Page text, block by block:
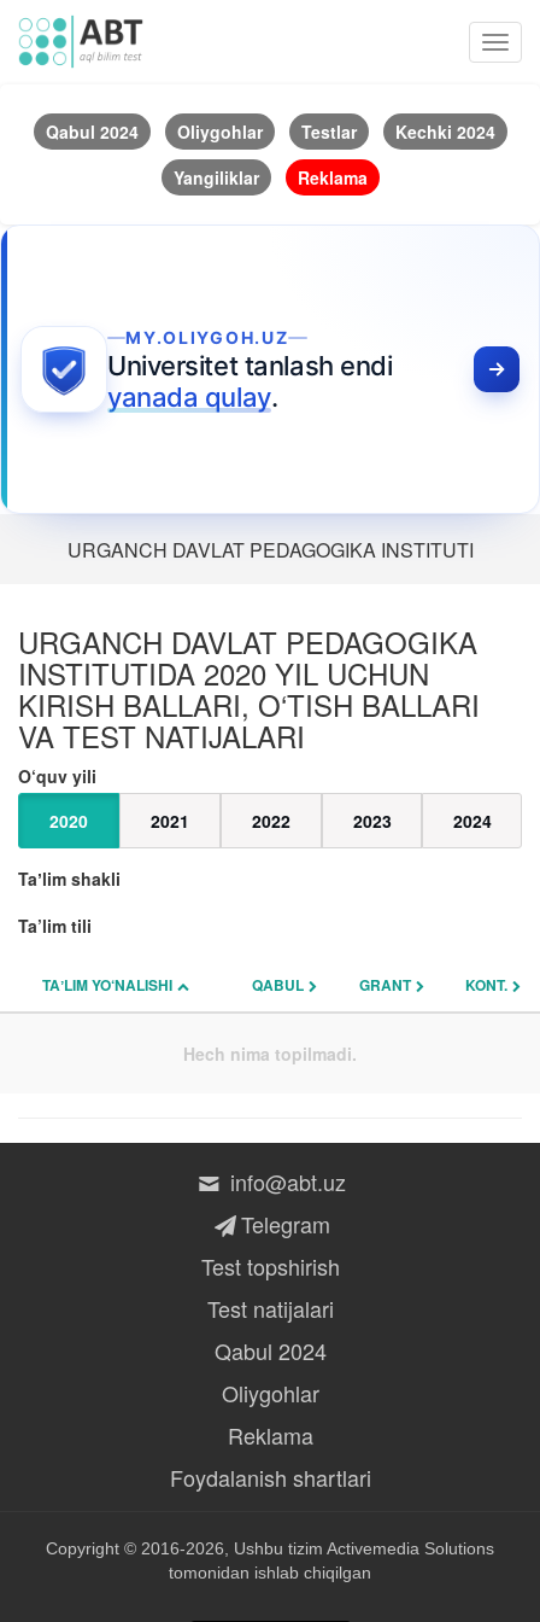
Qabul 2024 Oliygohlar Testlar
Kechki 2024
Yangiliklar
Reklama
MY.OLIYGOH.UZ
Universitet tanlash endi
yanada qulay.
URGANCH DAVLAT PEDAGOGIKA INSTITUTI
URGANCH DAVLAT PEDAGOGIKA
INSTITUTIDA 2020 YIL UCHUN
KIRISH BALLARI, O‘TISH BALLARI
VA TEST NATIJALARI
O‘quv yili
2020
2021 2022 2023 2024
Taʼlim shakli
Ta’lim tili
TAʼLIM YO‘NALISHI QABUL GRANT KONT.
Hech nima topilmadi.
info@abt.uz
Telegram
Test topshirish
Test natijalari
Qabul 2024
Oliygohlar
Reklama
Foydalanish shartlari
Copyright © 2016-2026, Ushbu tizim Activemedia Solutions
tomonidan ishlab chiqilgan